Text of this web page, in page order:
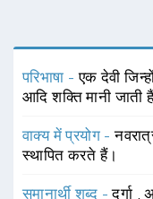
परिभाषा -एक देवी
आदि शक्ति मानी जाती
वाक्य में प्रयोग -
स्थापित करते हैं।
समानार्थी शब्द -दुर्गा ,